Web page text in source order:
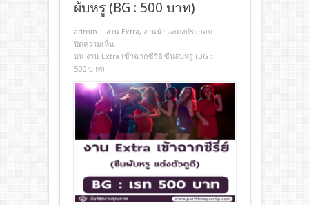
ผับหรู (BG : 500 บาท)
admin งาน Extra, งานนักแสดงประกอบ
ปิดความเห็น
บน งาน Extra เข้าฉากซีรี่ย์ ซีนผับหรู (BG :
500 บาท)